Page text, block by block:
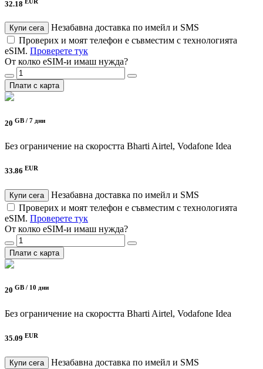
32.18
Купи сега
Незабавна доставка по имейл и SMS
Проверих и моят телефон е съвместим с технологията
eSIM. Проверете тук
От колко eSIM-и имаш нужда?
Плати с карта
20 GB / 7 дни
Без ограничение на скоростта Bharti Airtel, Vodafone Idea
33.86 EUR
Купи сега
Незабавна доставка по имейл и SMS
Проверих и моят телефон е съвместим с технологията
eSIM. Проверете тук
От колко eSIM-и имаш нужда?
Плати с карта
20 GB / 10 дни
Без ограничение на скоростта Bharti Airtel, Vodafone Idea
35.09 EUR
Купи сега
Незабавна доставка по имейл и SMS